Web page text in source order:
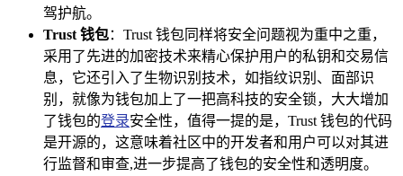
驾护航。
Trust 钱包：Trust 钱包同样将安全问题视为重中之重，
采用了先进的加密技术来精心保护用户的私钥和交易信
息，它还引入了生物识别技术，如指纹识别、面部识
别，就像为钱包加上了一把高科技的安全锁，大大增加
了钱包的登录安全性，值得一提的是，Trust 钱包的代码
是开源的，这意味着社区中的开发者和用户可以对其进
行监督和审查,进一步提高了钱包的安全性和透明度。